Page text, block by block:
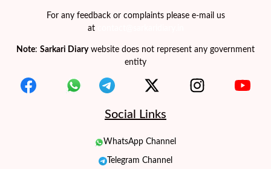
For any feedback or complaints please e-mail us
at
Note: Sarkari Diarywebsite does not represent any government
entity
Social Links
WhatsApp Channel
Telegram Channel